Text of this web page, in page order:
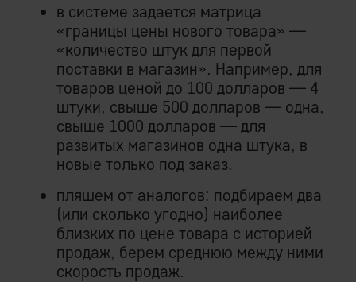
в системе задается матрица
«границы цены нового товара» —
«количество штук для первой
поставки в магазин». Например, для
товаров ценой до 100 долларов — 4
штуки, свыше 500 долларов — одна,
свыше 1000 долларов — для
развитых магазинов одна штука, в
новые только под заказ.
пляшем от аналогов: подбираем два
(или сколько угодно) наиболее
близких по цене товара с историей
продаж, берем среднюю между ними
скорость продаж.